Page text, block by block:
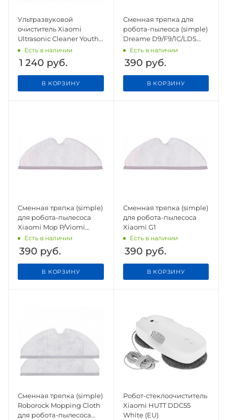
Ультразвуковой
очиститель Xiaomi
Ultrasonic Cleaner Youth
Edition White
Есть в наличии
1 240 руб.
В КОРЗИНУ
Сменная тряпка для
робота-пылеоса (simple)
Dreame D9/F9/1C/LDS
Fin/1T
Есть в наличии
390 руб.
В КОРЗИНУ
Сменная тряпка (simple)
для робота-пылесоса
Xiaomi Mop P/Viomi
V3/SE/Cleaning
Есть в наличии
390 руб.
В КОРЗИНУ
Сменная тряпка (simple)
для робота-пылесоса
Xiaomi G1
Есть в наличии
390 руб.
В КОРЗИНУ
Сменная тряпка (simple)
Roborock Mopping Cloth
для робота-пылесоса
Робот-стеклоочиститель
Xiaomi HUTT DDC55
White (EU)